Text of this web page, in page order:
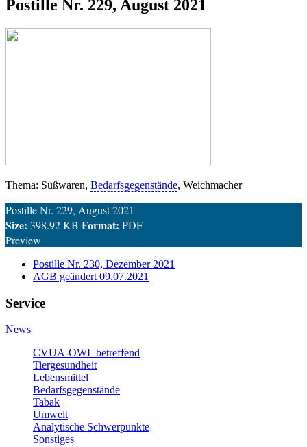
Postille Nr. 229, August 2021
Thema: Süßwaren, Bedarfsgegenstände, Weichmacher
Postille Nr. 229, August 2021
Size: 398.92 KB Format: PDF
Preview
Postille Nr. 230, Dezember 2021
AGB geändert 09.07.2021
Service
News
CVUA-OWL betreffend
Tiergesundheit
Lebensmittel
Bedarfsgegenstände
Tabak
Umwelt
Analytische Schwerpunkte
Sonstiges